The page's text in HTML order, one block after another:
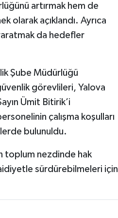
artırmak hem de
olarak açıklandı. Ayrıca
da hedefler
Şube Müdürlüğü
görevlileri, Yalova
Ümit Bitirik’i
çalışma koşulları
bulunuldu.
toplum nezdinde hak
sürdürebilmeleri için